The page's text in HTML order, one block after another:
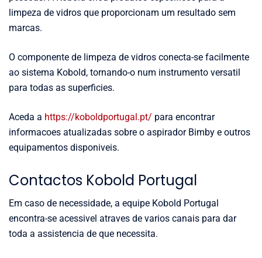
limpeza de vidros que proporcionam um resultado sem
marcas.
O componente de limpeza de vidros conecta-se facilmente
ao sistema Kobold, tornando-o num instrumento versatil
para todas as superficies.
Aceda a https://koboldportugal.pt/ para encontrar
informacoes atualizadas sobre o aspirador Bimby e outros
equipamentos disponiveis.
Contactos Kobold Portugal
Em caso de necessidade, a equipe Kobold Portugal
encontra-se acessivel atraves de varios canais para dar
toda a assistencia de que necessita.